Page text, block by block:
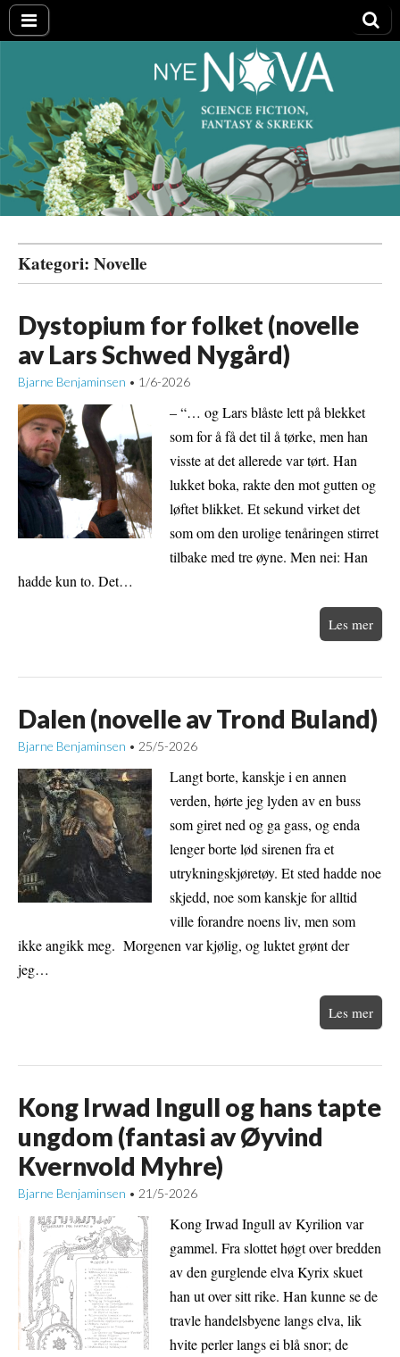
Nye NOVA
Kategori: Novelle
Dystopium for folket (novelle
av Lars Schwed Nygård)
Bjarne Benjaminsen • 1/6-2026
– “… og Lars blåste lett på blekket
som for å få det til å tørke, men han
visste at det allerede var tørt. Han
lukket boka, rakte den mot gutten og
løftet blikket. Et sekund virket det
som om den urolige tenåringen stirret
tilbake med tre øyne. Men nei: Han
hadde kun to. Det…
Les mer
Dalen (novelle av Trond Buland)
Bjarne Benjaminsen • 25/5-2026
Langt borte, kanskje i en annen
verden, hørte jeg lyden av en buss
som giret ned og ga gass, og enda
lenger borte lød sirenen fra et
utrykningskjøretøy. Et sted hadde noe
skjedd, noe som kanskje for alltid
ville forandre noens liv, men som
ikke angikk meg. Morgenen var kjølig, og luktet grønt der
jeg…
Les mer
Kong Irwad Ingull og hans tapte
ungdom (fantasi av Øyvind
Kvernvold Myhre)
Bjarne Benjaminsen • 21/5-2026
Kong Irwad Ingull av Kyrilion var
gammel. Fra slottet høgt over bredden
av den gurglende elva Kyrix skuet
han ut over sitt rike. Han kunne se de
travle handelsbyene langs elva, lik
hvite perler langs ei blå snor; de